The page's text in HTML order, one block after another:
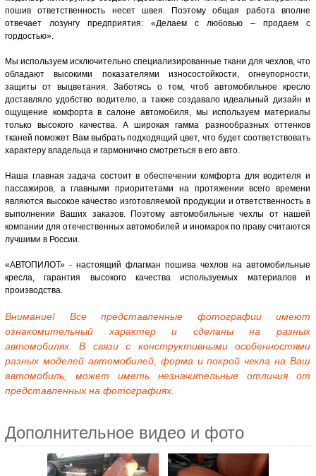
пошив ответственность несет швея. Поэтому общая работа вполне
отвечает лозунгу предприятия: «Делаем с любовью – продаем с
гордостью».
Мы используем исключительно специализированные ткани для чехлов, что
обладают высокими показателями износостойкости, огнеупорности,
защиты от выцветания. Заботясь о том, чтоб автомобильное кресло
доставляло удобство водителю, а также создавало идеальный дизайн и
ощущение комфорта в салоне автомобиля, мы используем материалы
только высокого качества. А широкая гамма разнообразных оттенков
тканей поможет Вам выбрать подходящий цвет, что будет соответствовать
характеру владельца и гармонично смотреться в его авто.
Наша главная задача состоит в обеспечении комфорта для водителя и
пассажиров, а главными приоритетами на протяжении всего времени
являются высокое качество изготовляемой продукции и ответственность в
выполнении Ваших заказов. Поэтому автомобильные чехлы от нашей
компании для отечественных автомобилей и иномарок по праву считаются
лучшими в России.
«АВТОПИЛОТ» - настоящий флагман пошива чехлов на автомобильные
кресла, гарантия высокого качества используемых материалов и
производства.
Внимание! Все представленные фотографии имеют
ознакомительный характер и сделаны на разных
автомобилях. В связи с конструктивными особенностями
разных моделей автомобилей, форма и покрой чехла на Ваш
автомобиль, может иметь незначительные отличия от
представленных на фотографиях.
Дополнительное видео и фото